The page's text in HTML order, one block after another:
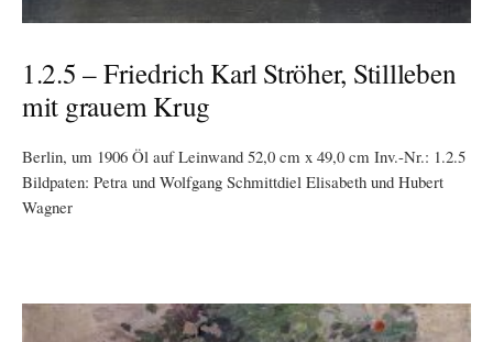
1.2.5 – Friedrich Karl Ströher, Stillleben
mit grauem Krug
Berlin, um 1906 Öl auf Leinwand 52,0 cm x 49,0 cm Inv.-Nr.: 1.2.5
Bildpaten: Petra und Wolfgang Schmittdiel Elisabeth und Hubert
Wagner